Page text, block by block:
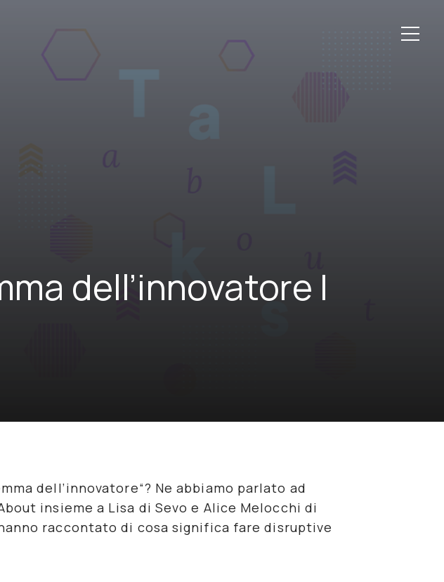
dell’innovatore |
dell’innovatore“? Ne abbiamo parlato ad
insieme a Lisa di Sevo e Alice Melocchi di
raccontato di cosa significa faredisruptive